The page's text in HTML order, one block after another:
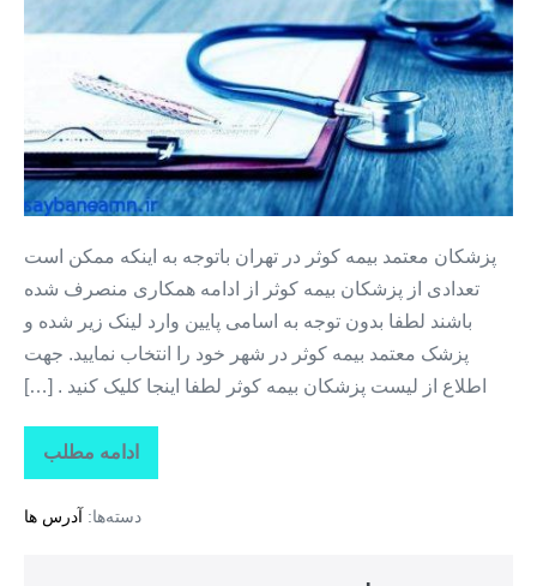
معتمد
بیمه
کوثر
در
تهران
پزشکان معتمد بیمه کوثر در تهران باتوجه به اینکه ممکن است
تعدادی از پزشکان بیمه کوثر از ادامه همکاری منصرف شده
باشند لطفا بدون توجه به اسامی پایین وارد لینک زیر شده و
پزشک معتمد بیمه کوثر در شهر خود را انتخاب نمایید. جهت
اطلاع از لیست پزشکان بیمه کوثر لطفا اینجا کلیک کنید . […]
ادامه مطلب
پزشکان
معتمد
کوثردسته‌ها: آدرس ها